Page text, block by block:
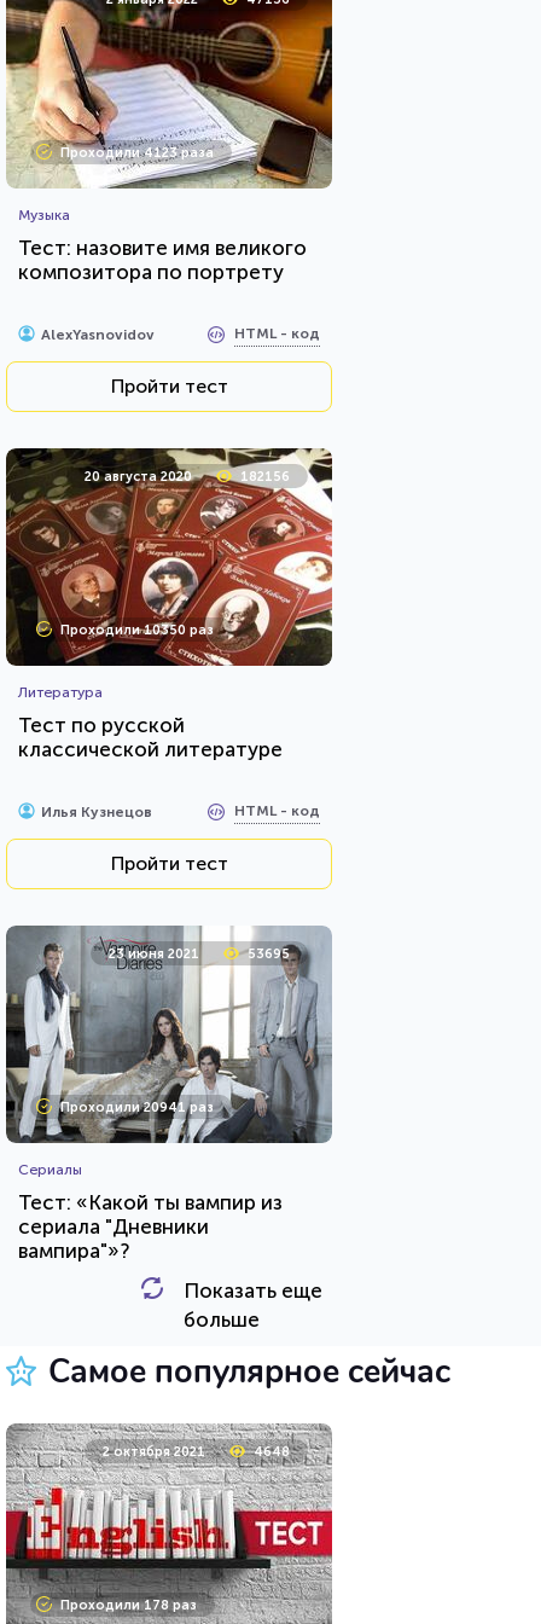
Проходили 4123 раза
Музыка
Тест: назовите имя великого
композитора по портрету
AlexYasnovidov HTML - код
Пройти тест
20 августа 2020 182156
Проходили 10350 раз
Литература
Тест по русской
классической литературе
Илья Кузнецов HTML - код
Пройти тест
23 июня 2021 53695
Проходили 20941 раз
Сериалы
Тест: «Какой ты вампир из
сериала "Дневники
вампира"»?
HTML - код
8 мая 2021 10553
Проходили 647 раз
Показать еще
больше
Самое популярное сейчас
2 октября 2021 4648
Проходили 178 раз